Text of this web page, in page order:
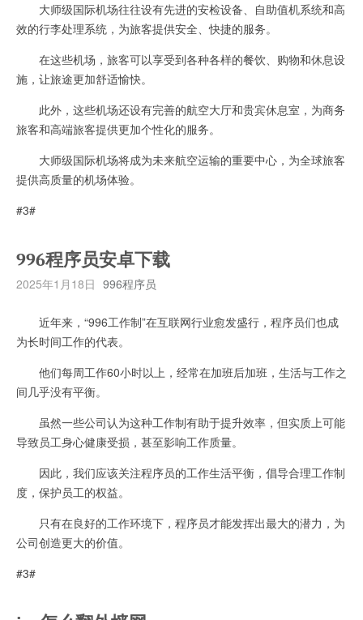
大师级国际机场往往设有先进的安检设备、自助值机系统和高
效的行李处理系统，为旅客提供安全、快捷的服务。
在这些机场，旅客可以享受到各种各样的餐饮、购物和休息设
施，让旅途更加舒适愉快。
此外，这些机场还设有完善的航空大厅和贵宾休息室，为商务
旅客和高端旅客提供更加个性化的服务。
大师级国际机场将成为未来航空运输的重要中心，为全球旅客
提供高质量的机场体验。
#3#
996程序员安卓下载
2025年1月18日 996程序员
近年来，“996工作制”在互联网行业愈发盛行，程序员们也成
为长时间工作的代表。
他们每周工作60小时以上，经常在加班后加班，生活与工作之
间几乎没有平衡。
虽然一些公司认为这种工作制有助于提升效率，但实质上可能
导致员工身心健康受损，甚至影响工作质量。
因此，我们应该关注程序员的工作生活平衡，倡导合理工作制
度，保护员工的权益。
只有在良好的工作环境下，程序员才能发挥出最大的潜力，为
公司创造更大的价值。
#3#